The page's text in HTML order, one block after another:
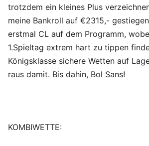
trotzdem ein kleines Plus
meine Bankroll auf €2315,-
erstmal CL auf dem Programm,
1.Spieltag extrem hart zu tippen
Königsklasse sichere Wetten auf
raus damit. Bis dahin, Bol Sans!
KOMBIWETTE: